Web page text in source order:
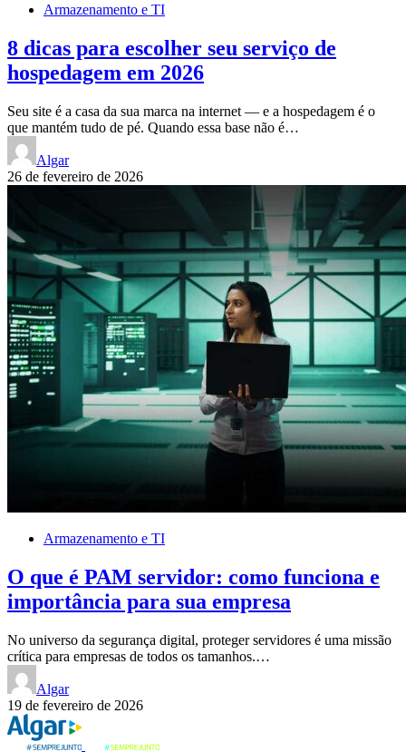
Armazenamento e TI
8 dicas para escolher seu serviço de
hospedagem em 2026
Seu site é a casa da sua marca na internet — e a hospedagem é o
que mantém tudo de pé. Quando essa base não é…
Algar
26 de fevereiro de 2026
Armazenamento e TI
O que é PAM servidor: como funciona e
importância para sua empresa
No universo da segurança digital, proteger servidores é uma missão
crítica para empresas de todos os tamanhos.…
Algar
19 de fevereiro de 2026